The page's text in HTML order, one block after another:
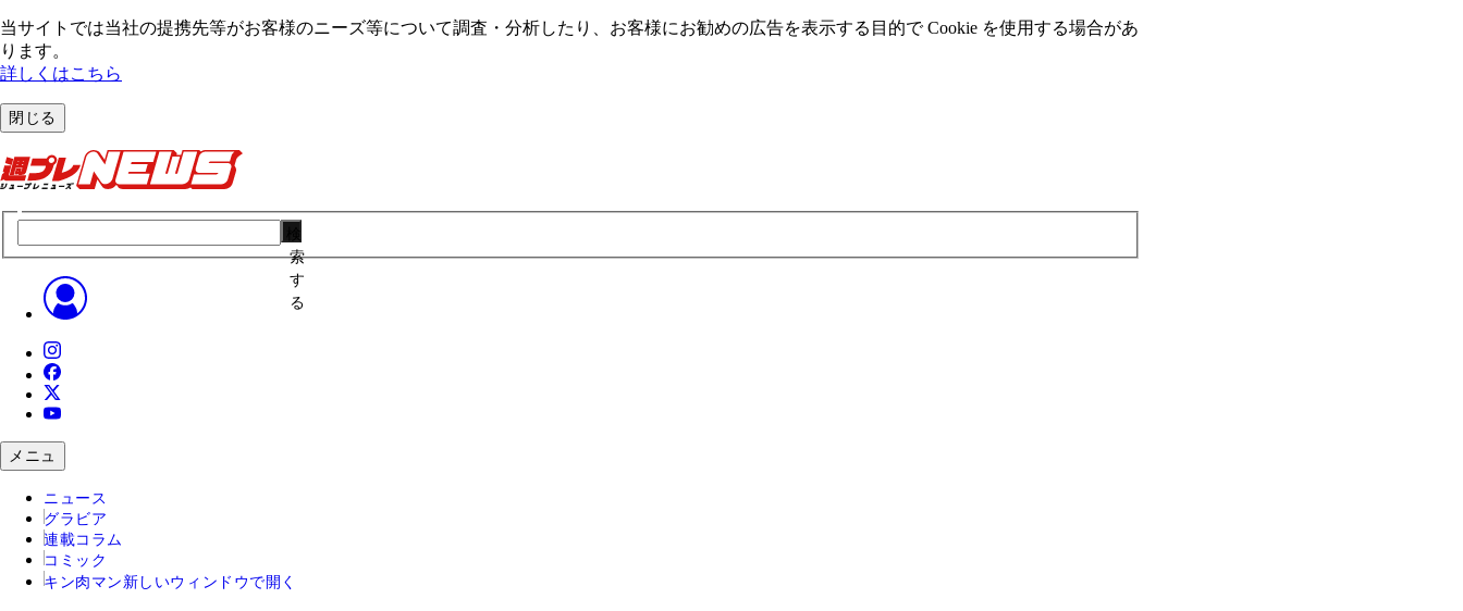
当サイトでは当社の提携先等がお客様のニーズ等について調査・分析したり、お客様にお勧めの広告を表⽰する⽬的で Cookie を使⽤する場合があ
ります。
詳しくはこちら
閉じる
索
す
る
メニュ
ニュース
グラビア
連載コラム
コミック
キン肉マン 新しいウィンドウで開く